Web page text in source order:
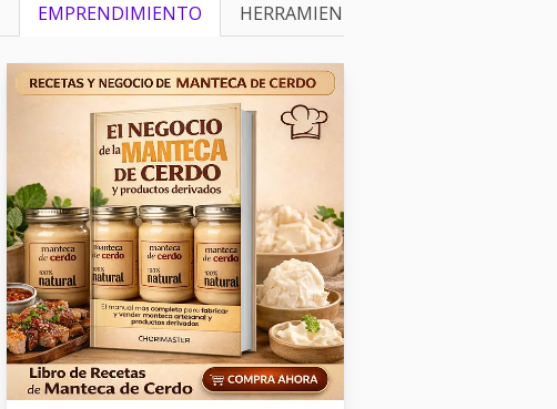
EMPRENDIMIENTO HERRAMIENTAS